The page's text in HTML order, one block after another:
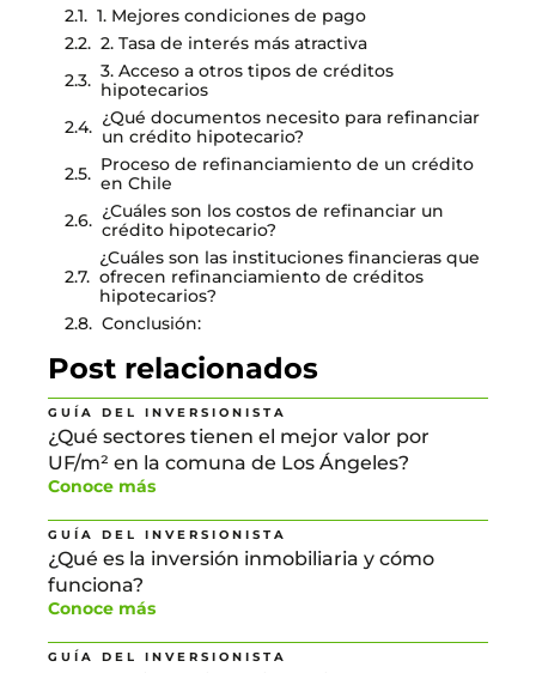
1. Mejores condiciones de pago
2. Tasa de interés más atractiva
3. Acceso a otros tipos de créditos
hipotecarios
¿Qué documentos necesito para refinanciar
un crédito hipotecario?
Proceso de refinanciamiento de un crédito
en Chile
¿Cuáles son los costos de refinanciar un
crédito hipotecario?
¿Cuáles son las instituciones financieras que
ofrecen refinanciamiento de créditos
hipotecarios?
Conclusión:
Post relacionados
GUÍA DEL INVERSIONISTA
¿Qué sectores tienen el mejor valor por
UF/m² en la comuna de Los Ángeles?
Conoce más
GUÍA DEL INVERSIONISTA
¿Qué es la inversión inmobiliaria y cómo
funciona?
Conoce más
GUÍA DEL INVERSIONISTA